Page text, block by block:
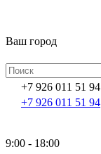
Ваш город
+7 926 011 51 94
+7 926 011 51 94
9:00 - 18:00